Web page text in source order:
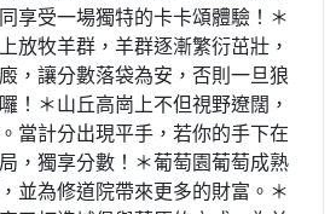
享受一場獨特的卡卡頌體驗！＊
放牧羊群，羊群逐漸繁衍茁壯，
，讓分數落袋為安，否則一旦狼
！＊山丘高崗上不但視野遼闊，
當計分出現平手，若你的手下在
，獨享分數！＊葡萄園葡萄成熟
並為修道院帶來更多的財富。＊